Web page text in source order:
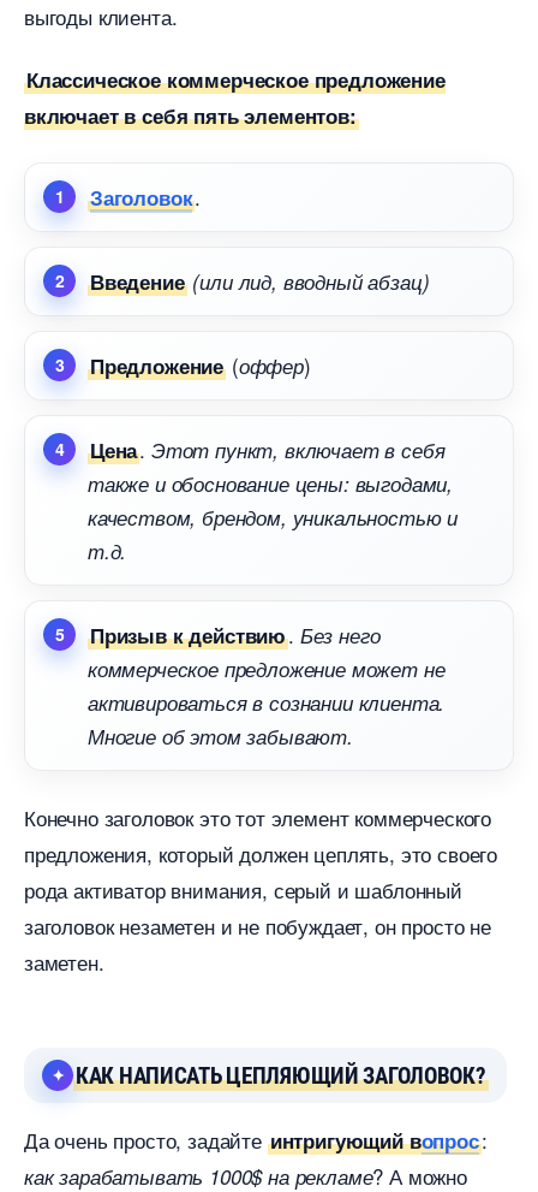
ыгоды клиента.
Классическое коммерческое предложение
ключает в себя пять элементов:
Заголовок.
едение (или лид, вводный абзац)
Предложение (оффер)
Цена. Этот пункт, включает в себя
также и обоснование цены: выгодами,
качеством, брендом, уникальностью и
т.д.
Призыв к действию. Без него
коммерческое предложение может не
активироваться в сознании клиента.
Многие об этом забывают.
Конечно заголовок это тот элемент коммерческого
предложения, который должен цеплять, это своего
рода активатор внимания, серый и шаблонный
заголовок незаметен и не побуждает, он просто не
заметен.
КАК НАПИСАТЬ ЦЕПЛЯЮЩИЙ ЗАГОЛОВОК?
Да очень просто, задайте интригующийопрос:
как зарабатывать 1000$ на рекламе? А можно